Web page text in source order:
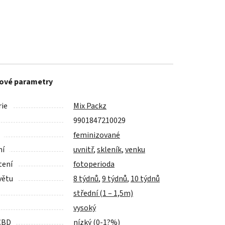
parametry
Mix Packz
9901847210029
feminizované
uvnitř,skleník,venku
fotoperioda
8 týdnů,9 týdnů, 10 týdnů
střední (1 – 1,5m)
vysoký
nízký (0-1?%)